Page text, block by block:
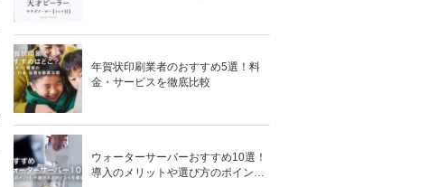
年賀状印刷業者のおすすめ5選！料
金・サービスを徹底比較
ウォーターサーバーおすすめ10選！
導入のメリットや選び方のポイント